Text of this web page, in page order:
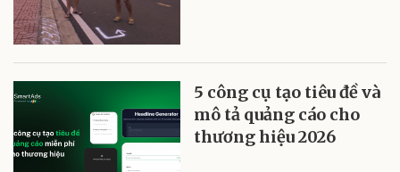
5 công cụ tạo tiêu đề và
mô tả quảng cáo cho
thương hiệu 2026